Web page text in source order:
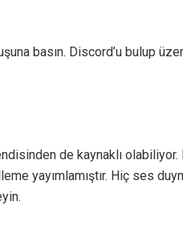
basın. Discord’u bulup
de kaynaklı
yayımlamıştır. Hiç ses